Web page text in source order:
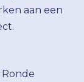
aan een